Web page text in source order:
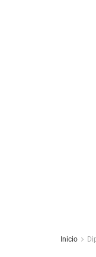
Inicio